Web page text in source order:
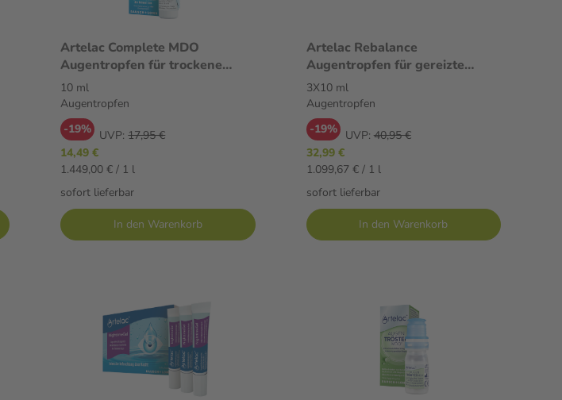
Artelac Complete MDO
Augentropfen für trockene
Augen 10 ml Augentropfen
10 ml
Augentropfen
-19% UVP: 17,95 €
14,49 €
1.449,00 € / 1 l
sofort lieferbar
In den Warenkorb
Artelac Rebalance
Augentropfen für gereizte
trockene Augen 3X10 ml
Augentropfen
3X10 ml
Augentropfen
-19% UVP: 40,95 €
32,99 €
1.099,67 € / 1 l
sofort lieferbar
In den Warenkorb